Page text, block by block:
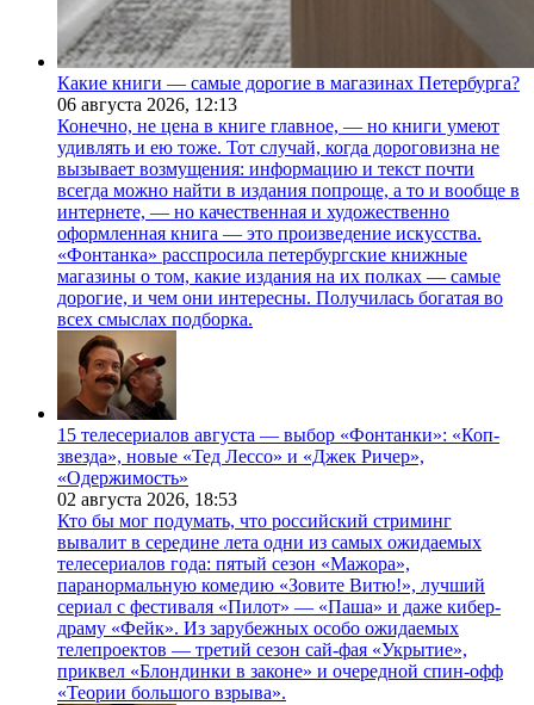
Какие книги — самые дорогие в магазинах Петербурга?
06 августа 2026, 12:13
Конечно, не цена в книге главное, — но книги умеют
удивлять и ею тоже. Тот случай, когда дороговизна не
вызывает возмущения: информацию и текст почти
всегда можно найти в издания попроще, а то и вообще в
интернете, — но качественная и художественно
оформленная книга — это произведение искусства.
«Фонтанка» расспросила петербургские книжные
магазины о том, какие издания на их полках — самые
дорогие, и чем они интересны. Получилась богатая во
всех смыслах подборка.
15 телесериалов августа — выбор «Фонтанки»: «Коп-
звезда», новые «Тед Лессо» и «Джек Ричер»,
«Одержимость»
02 августа 2026, 18:53
Кто бы мог подумать, что российский стриминг
вывалит в середине лета одни из самых ожидаемых
телесериалов года: пятый сезон «Мажора»,
паранормальную комедию «Зовите Витю!», лучший
сериал с фестиваля «Пилот» — «Паша» и даже кибер-
драму «Фейк». Из зарубежных особо ожидаемых
телепроектов — третий сезон сай-фая «Укрытие»,
приквел «Блондинки в законе» и очередной спин-офф
«Теории большого взрыва».